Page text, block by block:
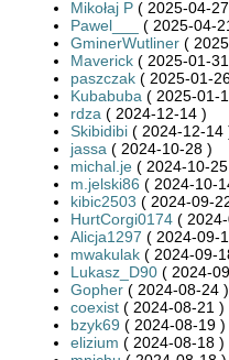
Mikołaj P ( 2025-04-
Pawel___
( 2025-04-
GminerWutliner (
Maverick ( 2025-01-
paszczak ( 2025-01-
Kubabuba ( 2025-01-
rdza ( 2024-12-14 )
Skibidibi ( 2024-12-14
jassa ( 2024-10-28 )
michal.je ( 2024-10-
m.jelski86 ( 2024-10-
kibic2503 ( 2024-09-
HurtCorgi0174 (
Alicja1297 ( 2024-09-
mwakulak ( 2024-09-
Lukasz_D90 ( 2024-
Gopher ( 2024-08-24 )
coexist ( 2024-08-21 )
bzyk69 ( 2024-08-19 )
elizium ( 2024-08-18 )